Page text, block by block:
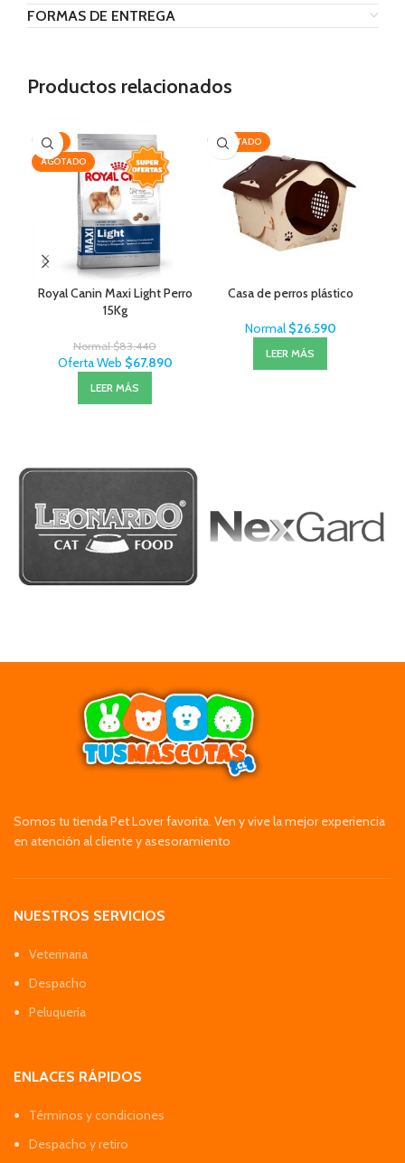
FORMAS DE ENTREGA
Productos relacionados
-19%
AGOTADO
Royal Canin Maxi Light Perro
15Kg
Normal$83.440
Oferta Web $67.890
LEER MÁS
AGOTADO
Casa de perros plástico
Normal $26.590
LEER MÁS
Somos tu tienda Pet Lover favorita. Ven y vive la mejor experiencia
en atención al cliente y asesoramiento
NUESTROS SERVICIOS
Veterinaria
Despacho
Peluquería
ENLACES RÁPIDOS
Términos y condiciones
Despacho y retiro